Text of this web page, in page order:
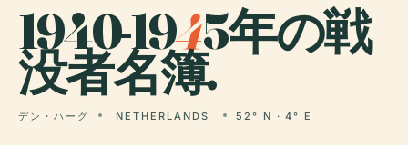
1940-1945年の戦
没者名簿.
デン・ハーグ NETHERLANDS 52° N · 4° E